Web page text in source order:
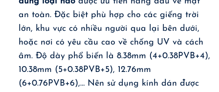
an toàn. Đặc biệt phù hợp cho các giếng trời
lớn, khu vực có nhiều người qua lại bên dưới,
hoặc nơi có yêu cầu cao về chống UV và cách
âm. Độ dày phổ biến là 8.38mm (4+0.38PVB+4),
10.38mm (5+0.38PVB+5), 12.76mm
(6+0.76PVB+6),… Nên sử dụng kính dán được